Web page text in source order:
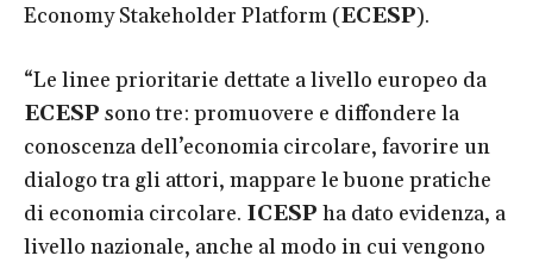
Economy Stakeholder Platform (ECESP).
“Le linee prioritarie dettate a livello europeo da
ECESP sono tre: promuovere e diffondere la
conoscenza dell’economia circolare, favorire un
dialogo tra gli attori, mappare le buone pratiche
di economia circolare. ICESP ha dato evidenza, a
livello nazionale, anche al modo in cui vengono